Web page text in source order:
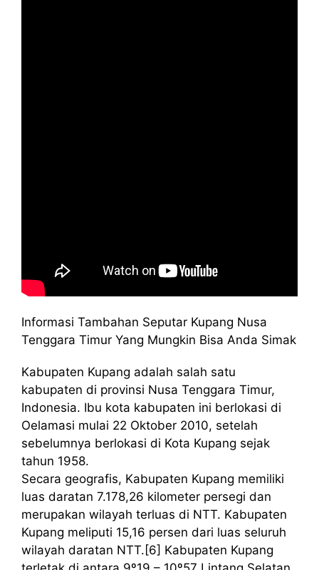
Informasi Tambahan Seputar Kupang Nusa
Tenggara Timur Yang Mungkin Bisa Anda Simak
Kabupaten Kupang adalah salah satu
kabupaten di provinsi Nusa Tenggara Timur,
Indonesia. Ibu kota kabupaten ini berlokasi di
Oelamasi mulai 22 Oktober 2010, setelah
sebelumnya berlokasi di Kota Kupang sejak
tahun 1958.
Secara geografis, Kabupaten Kupang memiliki
luas daratan 7.178,26 kilometer persegi dan
merupakan wilayah terluas di NTT. Kabupaten
Kupang meliputi 15,16 persen dari luas seluruh
wilayah daratan NTT.[6] Kabupaten Kupang